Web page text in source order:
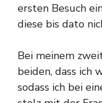
ersten Besuch
diese bis dato
Bei meinem
beiden, dass ich
sodass ich bei